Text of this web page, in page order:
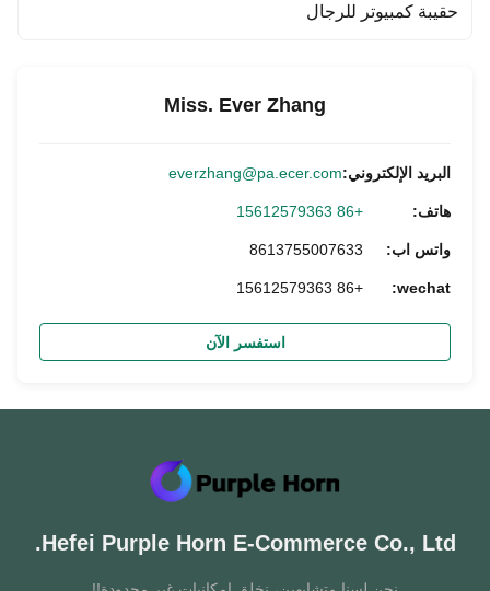
حقيبة كمبيوتر للرجال
Miss. Ever Zhang
البريد الإلكتروني:everzhang@pa.ecer.com
هاتف: +86 15612579363
واتس اب: 8613755007633
wechat:
+86 15612579363
استفسر الآن
Hefei Purple Horn E-Commerce Co., Ltd.